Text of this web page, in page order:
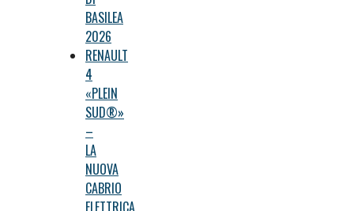
BASILEA
2026
RENAULT
4
«PLEIN
SUD®»
–
LA
NUOVA
CABRIO
ELETTRICA